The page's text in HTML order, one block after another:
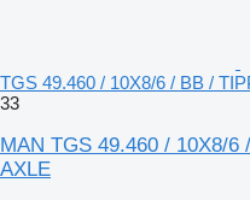
TGS 49.460 / 10X8/6 / BB /
33
MAN TGS 49.460 / 10X8/
AXLE